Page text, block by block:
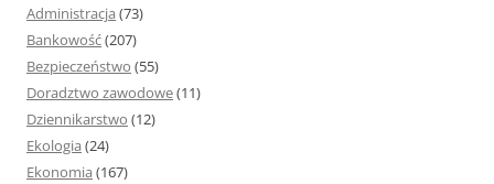
Administracja (73)
Bankowość(207)
Bezpieczeństwo (55)
Doradztwo zawodowe(11)
Dziennikarstwo (12)
Ekologia (24)
Ekonomia (167)